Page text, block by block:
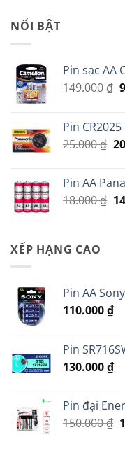
NỔI BẬT
Pin sạc AA
149.000₫
Pin
25.000₫
Pin AA
18.000₫
XẾP HẠNG CAO
Pin AA
110.000₫
Pin
130.000₫
Pin đại
150.000₫